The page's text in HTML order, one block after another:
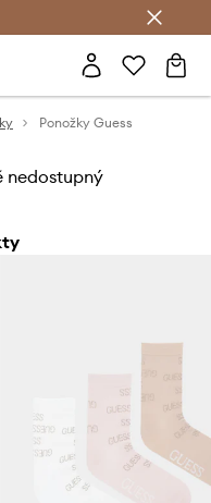
Ponožky Guess
nedostupný